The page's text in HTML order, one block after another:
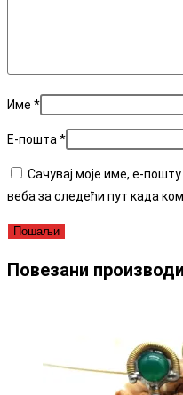
Име *
Е-пошта*
Сачувај моје име, е-
веба за следећи пут када
Повезани производи